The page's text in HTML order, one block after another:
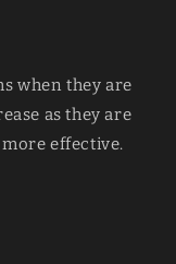
when they are
as they are
effective.